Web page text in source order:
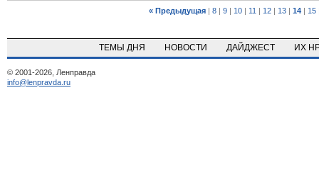
« Предыдущая | 8 | 9 | 10 | 11 | 12 | 13 | 14 | 15
ТЕМЫ ДНЯ НОВОСТИ ДАЙДЖЕСТ ИХ
© 2001-2026, Ленправда
info@lenpravda.ru